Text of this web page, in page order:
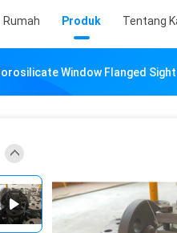
Rumah Produk Tentang
Window Flanged